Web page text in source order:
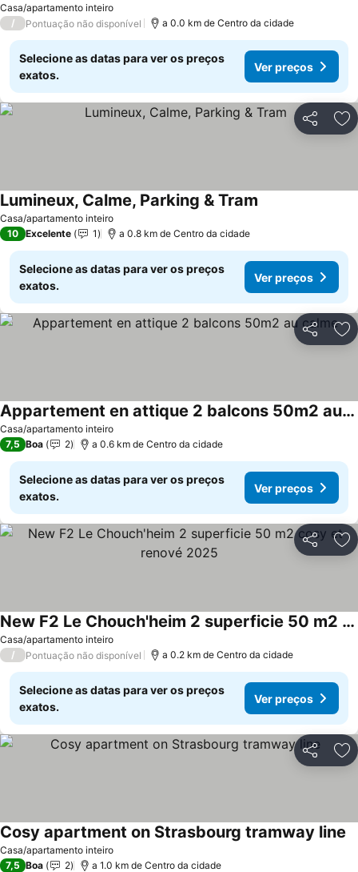
Casa/apartamento inteiro
Ver preços
/ Pontuação não disponível a 0.0 km de Centro da cidade
Selecione as datas para ver os preços
exatos.
Ver preços
Partilhar
Casa/apartamento inteiro
Lumineux, Calme, Parking & Tram
10 Excelente 1 a 0.8 km de Centro da cidade
Selecione as datas para ver os preços
exatos.
Ver preços
Partilhar
Casa/apartamento inteiro
Appartement en attique 2 balcons 50m2 au calme
Ver preços
7,5 Boa 2 a 0.6 km de Centro da cidade
Selecione as datas para ver os preços
exatos.
Ver preços
Partilhar
Casa/apartamento inteiro
New F2 Le Chouch'heim 2 superficie 50 m2 cosy et renové 2025
Ver preços
/ Pontuação não disponível a 0.2 km de Centro da cidade
Selecione as datas para ver os preços
exatos.
Ver preços
Partilhar
Casa/apartamento inteiro
Cosy apartment on Strasbourg tramway line
7,5 Boa 2 a 1.0 km de Centro da cidade